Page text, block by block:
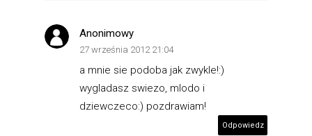
Anonimowy
27 września 2012 21:04
a mnie sie podoba jak zwykle!:)
wygladasz swiezo, mlodo i
dziewczeco:) pozdrawiam!
Odpowiedz